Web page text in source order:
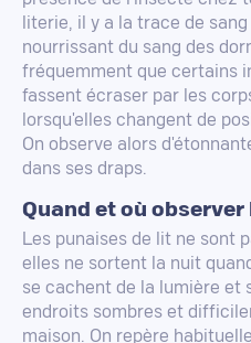
literie, il y a la trace de
nourrissant du sang des
fréquemment que certains
fassent écraser par les
lorsqu'elles changent de
On observe alors
dans ses draps.
Quand et où
Les punaises de lit ne sont
elles ne sortent la nuit
se cachent de la lumière et
endroits sombres et
maison. On repère